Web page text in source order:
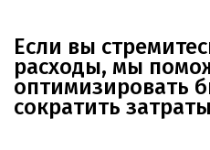
Если вы
расходы, мы
оптимизировать
сократить